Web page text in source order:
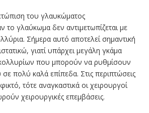
του γλαυκώματος
το γλαύκωμα δεν αντιμετωπίζεται με
Σήμερα αυτό αποτελεί σημαντική
γιατί υπάρχει μεγάλη γκάμα
που μπορούν να ρυθμίσουν
πολύ καλά επίπεδα. Στις περιπτώσεις
τότε αναγκαστικά οι χειρουργοί
χειρουργικές επεμβάσεις.